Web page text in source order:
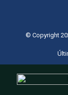
© Copyright